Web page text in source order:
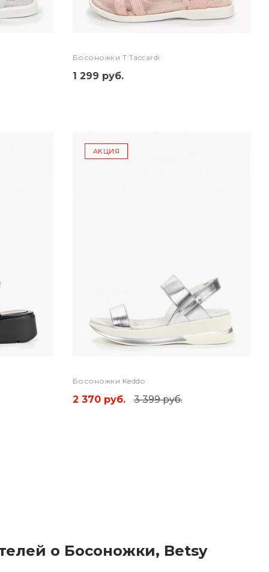
Босоножки T.Taccardi
1 299 руб.
АКЦИЯ
Босоножки Keddo
2 370 руб. 3 399 руб.
о Босоножки, Betsy